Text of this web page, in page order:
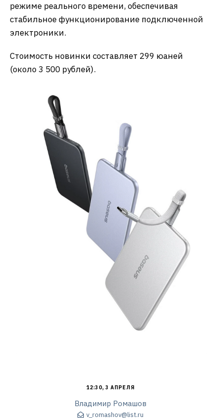
режиме реального времени, обеспечивая
стабильное функционирование подключенной
электроники.
Стоимость новинки составляет 299 юаней
(около 3 500 рублей).
12:30, 3 АПРЕЛЯ
Владимир Ромашов
v_romashov@list.ru